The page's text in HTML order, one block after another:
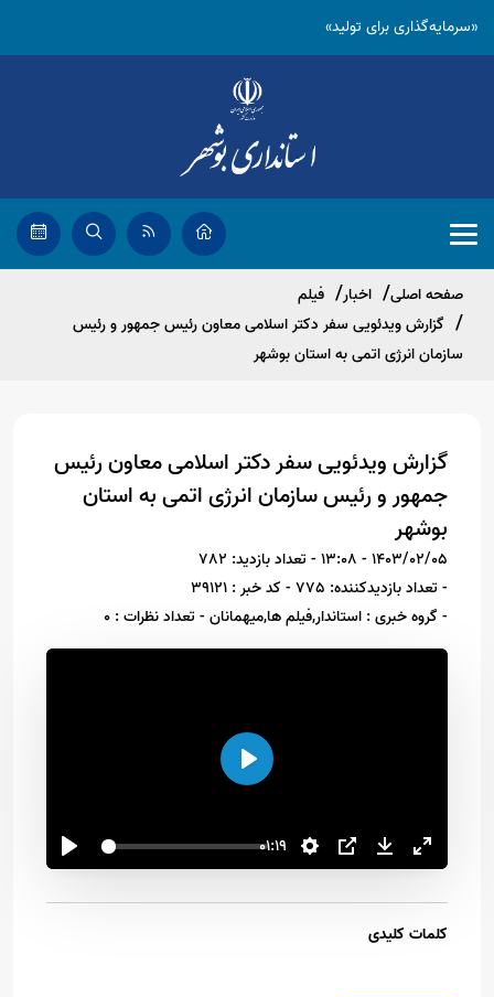
«سرمایه‌گذاری برای تولید»
صفحه اصلی اخبار
فیلم
گزارش ویدئویی سفر دکتر اسلامی معاون رئیس جمهور و رئیس
سازمان انرژی اتمی به استان بوشهر
گزارش ویدئویی سفر دکتر اسلامی معاون رئیس
جمهور و رئیس سازمان انرژی اتمی به استان
بوشهر
1403/02/05 - 13:08
- تعداد بازدید: 782
- تعداد بازدیدکننده: 775
- کد خبر : 39121
- گروه خبری : استاندار,فیلم ها,میهمانان - تعداد نظرات : 0
01:19
اجرا
کلمات کلیدی